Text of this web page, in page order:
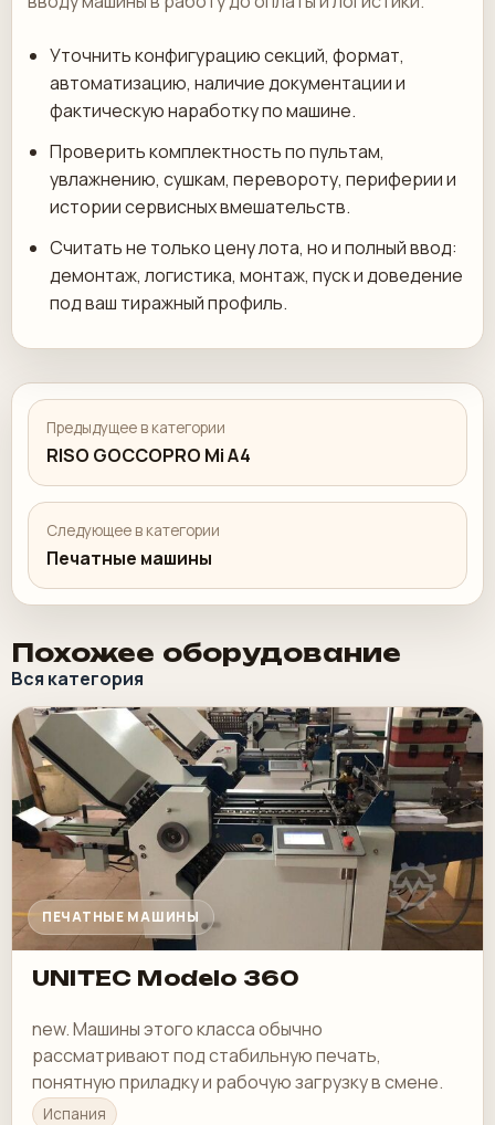
Уточнить конфигурацию секций, формат,
автоматизацию, наличие документации и
фактическую наработку по машине.
Проверить комплектность по пультам,
увлажнению, сушкам, перевороту, периферии и
истории сервисных вмешательств.
Считать не только цену лота, но и полный ввод:
демонтаж, логистика, монтаж, пуск и доведение
под ваш тиражный профиль.
Предыдущее в категории
RISO GOCCOPRO Mi A4
Следующее в категории
Печатные машины
Похожее оборудование
Вся категория
ПЕЧАТНЫЕ МАШИНЫ
UNITEC Modelo 360
new. Машины этого класса обычно
рассматривают под стабильную печать,
понятную приладку и рабочую загрузку в смене.
Испания